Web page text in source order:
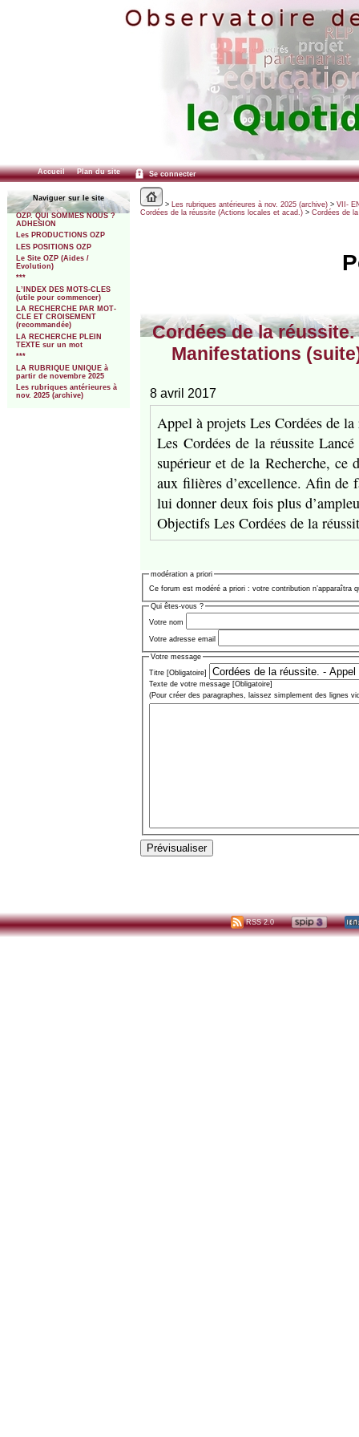
Accueil Plan du site Se connecter
Naviguer sur le site
OZP. QUI SOMMES NOUS ?
ADHESION
Les PRODUCTIONS OZP
LES POSITIONS OZP
Le Site OZP (Aides /
Evolution)
***
L’INDEX DES MOTS-CLES
(utile pour commencer)
LA RECHERCHE PAR MOT-
CLE ET CROISEMENT
(recommandée)
LA RECHERCHE PLEIN
TEXTE sur un mot
***
LA RUBRIQUE UNIQUE à
partir de novembre 2025
Les rubriques antérieures à
nov. 2025 (archive)
> Les rubriques antérieures à nov. 2025 (archive)> VII-
Cordées de la réussite (Actions locales et acad.)> Cordées de
Cordées de la
Manifestations
8 avril 2017
Appel à projets Les Cordées de
Les Cordées de la réussite
supérieur et de la Recherche, ce
aux filières d’excellence. Afin de
lui donner deux fois plus
Objectifs Les Cordées de la
modération a priori
Ce forum est modéré a priori : votre contribution n’apparaîtra
Qui êtes-vous ?
Votre nom
Votre adresse email
Votre message
Titre [Obligatoire]
Texte de votre message [Obligatoire]
(Pour créer des paragraphes, laissez simplement des lignes
RSS 2.0